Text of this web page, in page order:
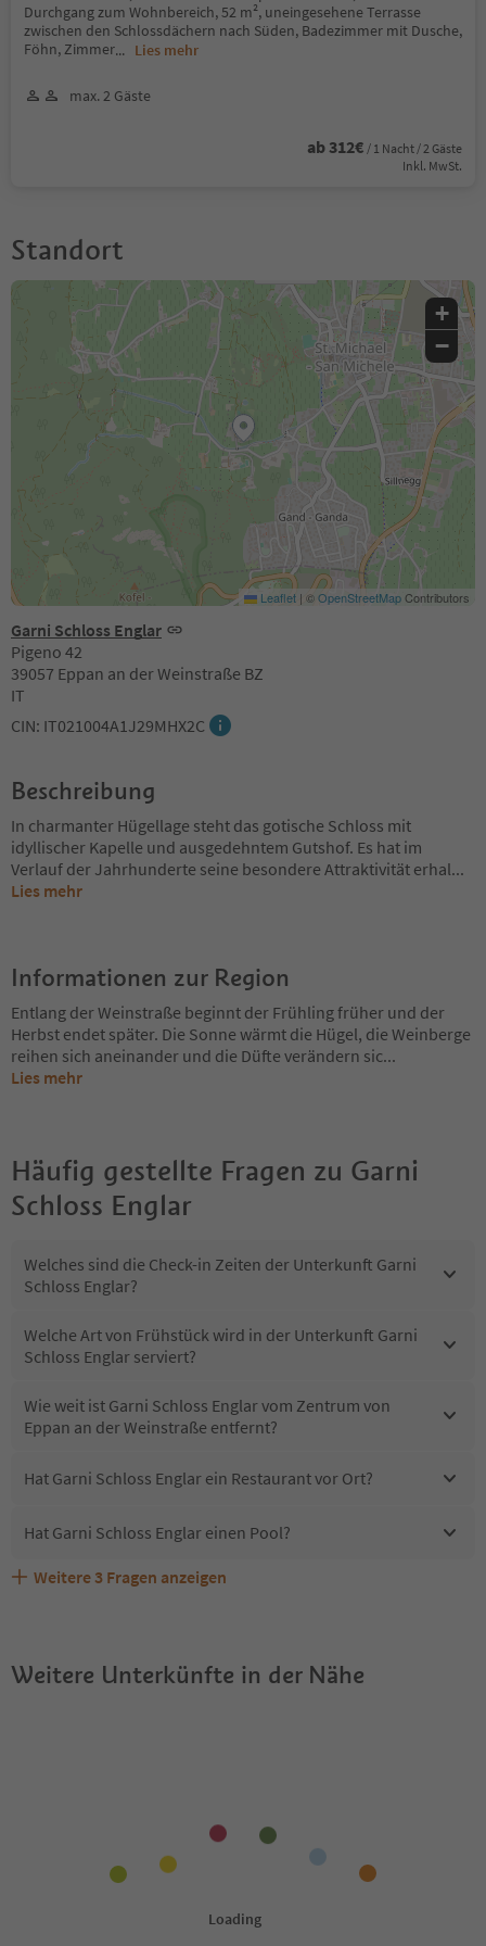
Durchgang zum Wohnbereich, 52 m², uneingesehene Terrasse
zwischen den Schlossdächern nach Süden, Badezimmer mit Dusche,
Föhn, Zimmer... Lies mehr
max. 2 Gäste
ab 312€ / 1 Nacht / 2 Gäste
Inkl. MwSt.
Standort
Garni Schloss Englar
Pigeno 42
39057 Eppan an der Weinstraße BZ
IT
CIN: IT021004A1J29MHX2C
+
−
Leaflet | ©OpenStreetMapContributors
Beschreibung
In charmanter Hügellage steht das gotische Schloss mit
idyllischer Kapelle und ausgedehntem Gutshof. Es hat im
Verlauf der Jahrhunderte seine besondere Attraktivität erhal...
Lies mehr
Informationen zur Region
Entlang der Weinstraße beginnt der Frühling früher und der
Herbst endet später. Die Sonne wärmt die Hügel, die Weinberge
reihen sich aneinander und die Düfte verändern sic...
Lies mehr
Häufig gestellte Fragen zu Garni
Schloss Englar
Welches sind die Check-in Zeiten der Unterkunft Garni
Schloss Englar?
Welche Art von Frühstück wird in der Unterkunft Garni
Schloss Englar serviert?
Wie weit ist Garni Schloss Englar vom Zentrum von
Eppan an der Weinstraße entfernt?
Hat Garni Schloss Englar ein Restaurant vor Ort?
Hat Garni Schloss Englar einen Pool?
Sind Haustiere in der Unterkunft Garni Schloss Englar
Welche Services bietet Garni Schloss Englar?
Erhalten die Gäste von Garni Schloss Englar einen
Weitere 3 Fragen anzeigen
Weitere Unterkünfte in der Nähe